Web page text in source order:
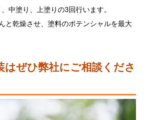
中塗り、上塗りの3回行います。
と乾燥させ、塗料のポテンシャルを最大
はぜひ弊社にご相談くださ